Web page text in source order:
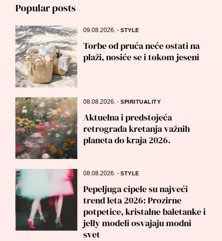
Popular posts
09.08.2026.-STYLE
Torbe od pruća neće ostati na
plaži, nosiće se i tokom jeseni
08.08.2026.-SPIRITUALITY
Aktuelna i predstojeća
retrograda kretanja važnih
planeta do kraja 2026.
08.08.2026.-STYLE
Pepeljuga cipele su najveći
trend leta 2026: Prozirne
potpetice, kristalne baletanke i
jelly modeli osvajaju modni
svet